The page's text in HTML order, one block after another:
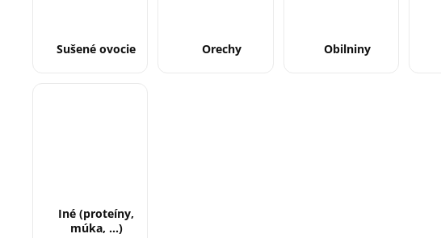
Sušené ovocie Orechy Obilniny
Iné (proteíny,
múka, ...)